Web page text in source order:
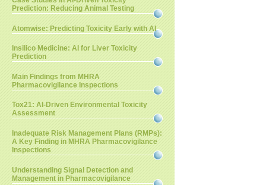
Prediction: Reducing Animal Testing
Atomwise: Predicting Toxicity Early with AI
Insilico Medicine: AI for Liver Toxicity
Prediction
Main Findings from MHRA
Pharmacovigilance Inspections
Tox21: AI-Driven Environmental Toxicity
Assessment
Inadequate Risk Management Plans (RMPs):
A Key Finding in MHRA Pharmacovigilance
Inspections
Understanding Signal Detection and
Management in Pharmacovigilance